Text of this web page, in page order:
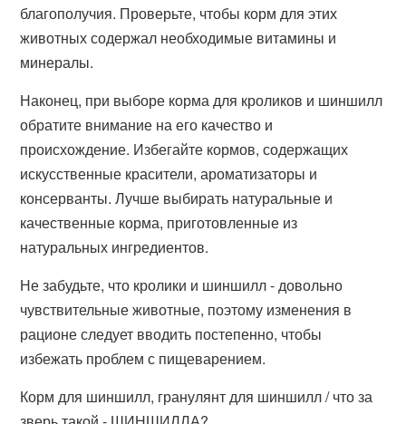
благополучия. Проверьте, чтобы корм для этих
животных содержал необходимые витамины и
минералы.
Наконец, при выборе корма для кроликов и шиншилл
обратите внимание на его качество и
происхождение. Избегайте кормов, содержащих
искусственные красители, ароматизаторы и
консерванты. Лучше выбирать натуральные и
качественные корма, приготовленные из
натуральных ингредиентов.
Не забудьте, что кролики и шиншилл - довольно
чувствительные животные, поэтому изменения в
рационе следует вводить постепенно, чтобы
избежать проблем с пищеварением.
Корм для шиншилл, гранулянт для шиншилл / что за